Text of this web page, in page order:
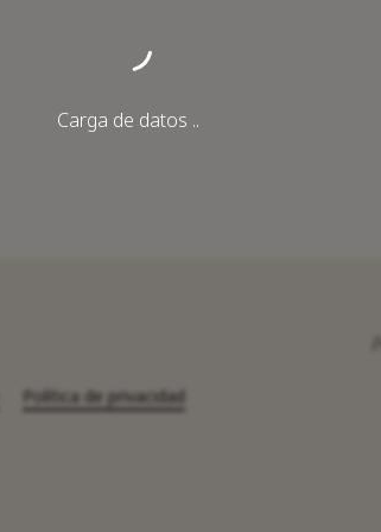
Carga de datos ..
Política de privacidad